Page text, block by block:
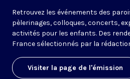
Retrouvez les événements des
pèlerinages, colloques, concerts,
activités pour les enfants. Des
France sélectionnés par la
Visiter la page de l'émission